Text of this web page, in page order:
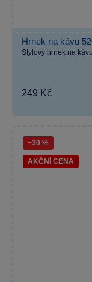
Hrnek na kávu
Stylový hrnek na
249 Kč
−30 %
AKČNÍ CENA